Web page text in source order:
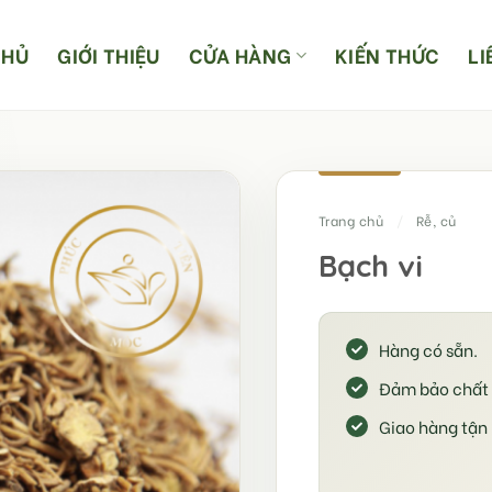
GIỚI THIỆU CỬA HÀNG KIẾN THỨC
Trang chủ Rễ, củ
Bạch vi
Hàng có sẵn.
Đảm bảo
Giao hàng tận